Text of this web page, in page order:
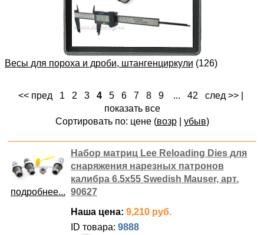
Весы для пороха и дроби, штангенциркули (126)
<< пред 1 2 3 4 5 6 7 8 9 ... 42 след >>
показать все
Сортировать по: цене (возр| убыв)
подробнее...
Набор матриц Lee Reloading Dies для
снаряжения нарезных патронов
калибра 6.5x55 Swedish Mauser, арт.
90627
Наша цена: 9,210 руб.
ID товара: 9888